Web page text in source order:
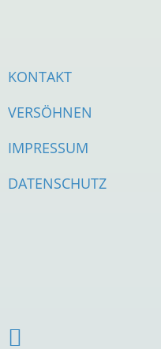
KONTAKT
VERSÖHNEN
IMPRESSUM
DATENSCHUTZ